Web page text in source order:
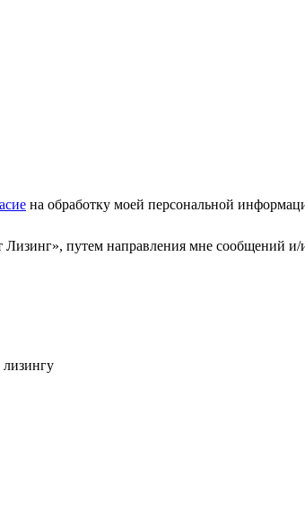
на обработку моей персональной
путем направления мне сообщений